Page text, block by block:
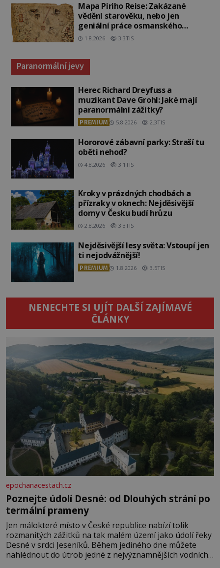
Mapa Piriho Reise: Zakázané
vědění starověku, nebo jen
geniální práce osmanského
admirála?
1.8.2026 3.3TIS
Paranormální jevy
Herec Richard Dreyfuss a
muzikant Dave Grohl: Jaké mají
paranormální zážitky?
PREMIUM 5.8.2026 2.3TIS
Hororové zábavní parky: Straší tu
oběti nehod?
4.8.2026 3.1TIS
Kroky v prázdných chodbách a
přízraky v oknech: Nejděsivější
domy v Česku budí hrůzu
2.8.2026 3.3TIS
Nejděsivější lesy světa: Vstoupí jen
ti nejodvážnější!
PREMIUM 1.8.2026 3.5TIS
NENECHTE SI UJÍT DALŠÍ ZAJÍMAVÉ
ČLÁNKY
epochanacestach.cz
Poznejte údolí Desné: od Dlouhých strání po
termální prameny
Jen málokteré místo v České republice nabízí tolik
rozmanitých zážitků na tak malém území jako údolí řeky
Desné v srdci Jeseníků. Během jediného dne můžete
nahlédnout do útrob jedné z nejvýznamnějších vodních